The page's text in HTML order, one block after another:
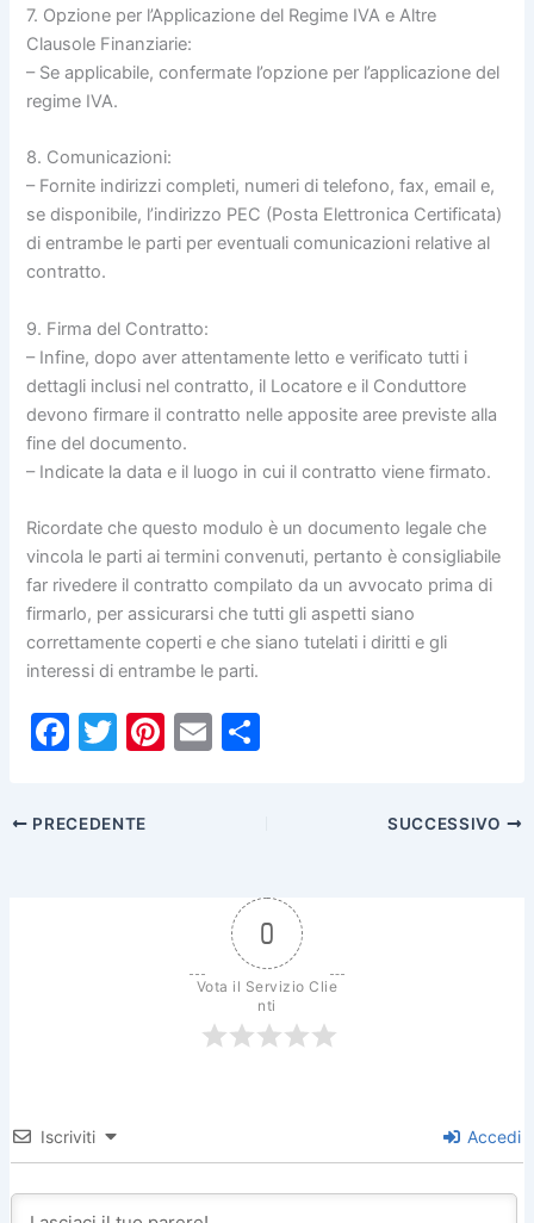
7. Opzione per l’Applicazione del Regime IVA e Altre
Clausole Finanziarie:
– Se applicabile, confermate l’opzione per l’applicazione del
regime IVA.
8. Comunicazioni:
– Fornite indirizzi completi, numeri di telefono, fax, email e,
se disponibile, l’indirizzo PEC (Posta Elettronica Certificata)
di entrambe le parti per eventuali comunicazioni relative al
contratto.
9. Firma del Contratto:
– Infine, dopo aver attentamente letto e verificato tutti i
dettagli inclusi nel contratto, il Locatore e il Conduttore
devono firmare il contratto nelle apposite aree previste alla
fine del documento.
– Indicate la data e il luogo in cui il contratto viene firmato.
Ricordate che questo modulo è un documento legale che
vincola le parti ai termini convenuti, pertanto è consigliabile
far rivedere il contratto compilato da un avvocato prima di
firmarlo, per assicurarsi che tutti gli aspetti siano
correttamente coperti e che siano tutelati i diritti e gli
interessi di entrambe le parti.
F
c
T
itt
Pi E
di
PRECEDENTE SUCCESSIVO
0
Vota il Servizio Clie
nti
Iscriviti Accedi